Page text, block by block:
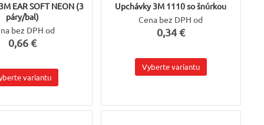
EAR SOFT NEON (3
páry/bal)
bez DPH od
0,66 €
variantu
Upchávky 3M 1110 so šnúrkou
Cena bez DPH od
0,34 €
Vyberte variantu